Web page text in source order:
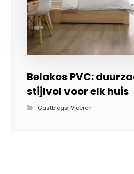
Belakos PVC:
stijlvol voor elk huis
Gastblogs,Vloeren